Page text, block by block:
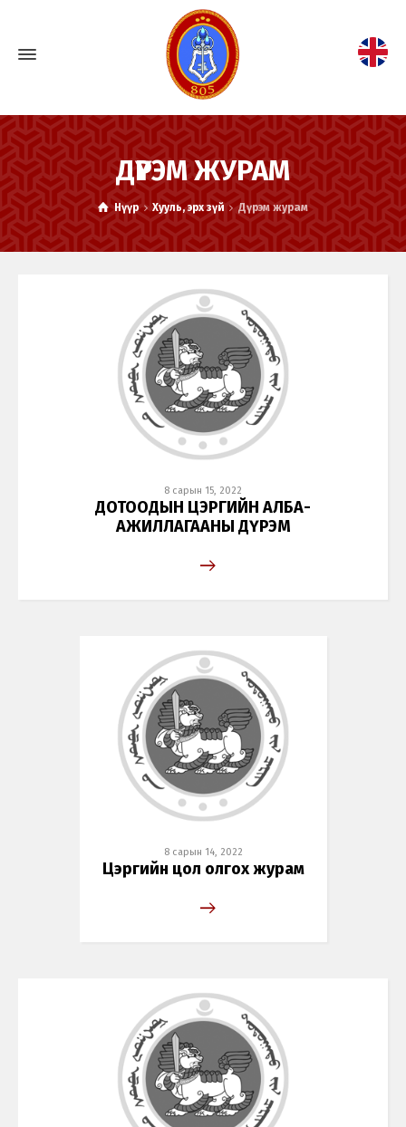
ДҮРЭМ ЖУРАМ
Нүүр Хууль, эрх зүй Дүрэм журам
8 сарын 15, 2022
ДОТООДЫН ЦЭРГИЙН АЛБА-
АЖИЛЛАГААНЫ ДҮРЭМ
8 сарын 14, 2022
Цэргийн цол олгох журам